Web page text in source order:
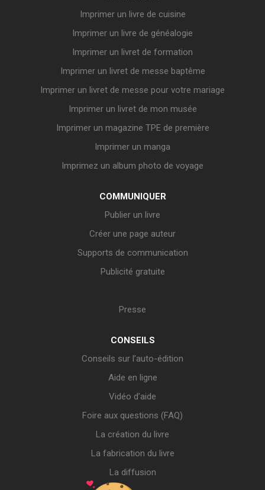
Imprimer un livre de cuisine
Imprimer un livre de généalogie
Imprimer un livret de formation
Imprimer un livret de messe baptême
Imprimer un livret de messe pour votre mariage
Imprimer un livret de mon musée
Imprimer un magazine TPE de première
Imprimer un manga
Imprimez un album photo de voyage
COMMUNIQUER
Publier un livre
Créer une page auteur
Supports de communication
Publicité gratuite
Presse
CONSEILS
Conseils sur l’auto-édition
Aide en ligne
Vidéo d’aide
Foire aux questions (FAQ)
La création du livre
La fabrication du livre
La diffusion